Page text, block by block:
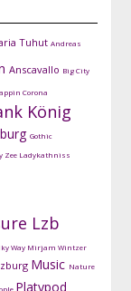
Tuhut Andreas
Anscavallo Big City
Corona
König
Gothic
Zee Ladykathniss
Lzb
Way Mirjam Wintzer
Music Nature
Platypod